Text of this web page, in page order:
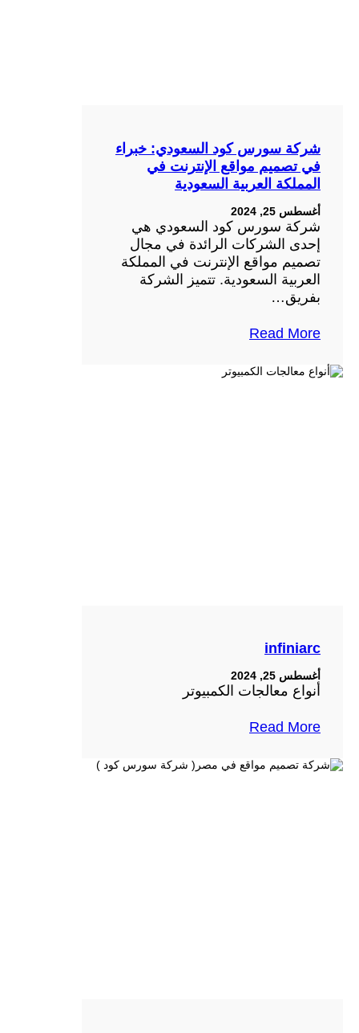
شركة سورس كود السعودي: خبراء
في تصميم مواقع الإنترنت في
المملكة العربية السعودية
أغسطس 25, 2024
شركة سورس كود السعودي هي
إحدى الشركات الرائدة في مجال
تصميم مواقع الإنترنت في المملكة
العربية السعودية. تتميز الشركة
بفريق…
Read More
infiniarc
أغسطس 25, 2024
أنواع معالجات الكمبيوتر
Read More